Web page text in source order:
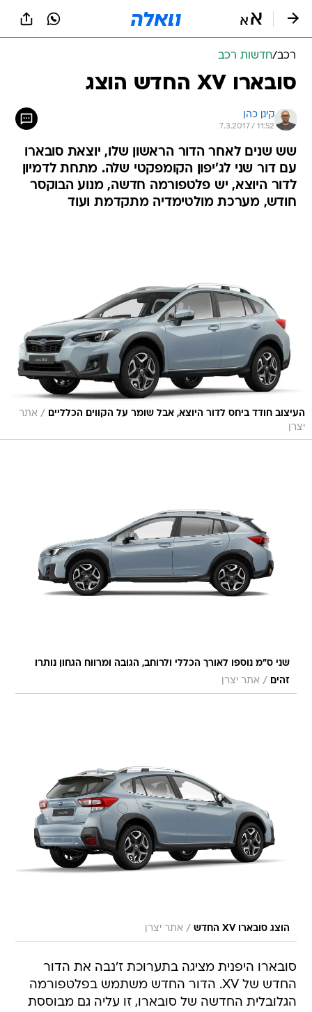
רכב/חדשות רכב
סובארו XV החדש הוצג
קינן כהן
7.3.2017 / 11:52
שש שנים לאחר הדור הראשון שלו, יוצאת סובארו
עם דור שני לג'יפון הקומפקטי שלה. מתחת לדמיון
לדור היוצא, יש פלטפורמה חדשה, מנוע הבוקסר
חודש, מערכת מולטימדיה מתקדמת ועוד
העיצוב חודד ביחס לדור היוצא, אבל שומר על הקווים הכלליים / אתר
יצרן
שני ס"מ נוספו לאורך הכללי ולרוחב, הגובה ומרווח הגחון נותרו
זהים
/ אתר יצרן
הוצג סובארו XV החדש / אתר יצרן
סובארו היפנית מציגה בתערוכת ז'נבה את הדור
החדש של XV. הדור החדש משתמש בפלטפורמה
הגלובלית החדשה של סובארו, זו עליה גם מבוססת